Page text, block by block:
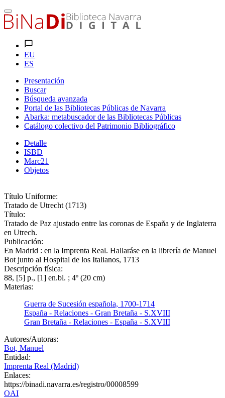
EU
ES
Presentación
Buscar
Búsqueda avanzada
Portal de las Bibliotecas Públicas de Navarra
Abarka: metabuscador de las Bibliotecas Públicas
Catálogo colectivo del Patrimonio Bibliográfico
Detalle
ISBD
Marc21
Objetos
Título Uniforme:
Tratado de Utrecht (1713)
Título:
Tratado de Paz ajustado entre las coronas de España y de Inglaterra
en Utrech.
Publicación:
En Madrid : en la Imprenta Real. Hallaráse en la librería de Manuel
Bot junto al Hospital de los Italianos, 1713
Descripción física:
88, [5] p., [1] en.bl. ; 4º (20 cm)
Materias:
Guerra de Sucesión española, 1700-1714
España - Relaciones - Gran Bretaña - S.XVIII
Gran Bretaña - Relaciones - España - S.XVIII
Autores/Autoras:
Bot, Manuel
Entidad:
Imprenta Real (Madrid)
Enlaces:
https://binadi.navarra.es/registro/00008599
OAI